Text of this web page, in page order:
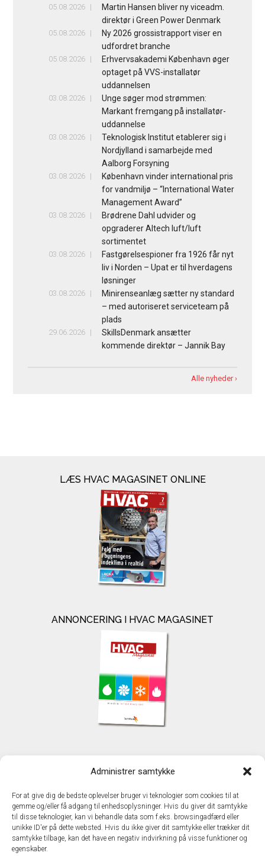
Administrer samtykke
For at give dig de bedste oplevelser bruger vi teknologier som cookies til at
gemme og/eller få adgang til enhedsoplysninger. Hvis du giver dit samtykke
til disse teknologier, kan vi behandle data som f.eks. browsingadfærd eller
unikke ID'er på dette websted. Hvis du ikke giver dit samtykke eller trækker dit
samtykke tilbage, kan det have en negativ indvirkning på visse funktioner og
egenskaber.
05.08.2026
Martin Hansen bliver ny viceadm.
direktør i Green Power Denmark
05.08.2026
Ny 2026 grossistrapport viser en
udfordret branche
05.08.2026
Erhvervsakademi København øger
optaget på VVS-installatør
uddannelsen
03.08.2026
Unge søger mod strømmen:
Markant fremgang på installatør-
uddannelse
03.08.2026
Teknologisk Institut etablerer sig i
Nordjylland i samarbejde med
Aalborg Forsyning
03.08.2026
København vinder international pris
for vandmiljø – “International Water
Management Award”
03.08.2026
Brødrene Dahl udvider og
opgraderer Altech luft/luft
sortimentet
03.08.2026
Fastgørelsespioner fra 1926 får nyt
liv i Norden – Upat er til hverdagens
løsninger
03.08.2026
Minirenseanlæg sætter ny standard
– med autoriseret serviceteam på
plads
29.06.2026
SkillsDenmark ansætter
kommende direktør – Jannik Bay
Alle nyheder ›
LÆS HVAC MAGASINET ONLINE
ANNONCERING I HVAC MAGASINET
TechMedia A/S
DK - 2600 Glostrup
www.techmedia.dk
Telefon: +45 43 24 26 28
E-mail:info@techmedia.dk